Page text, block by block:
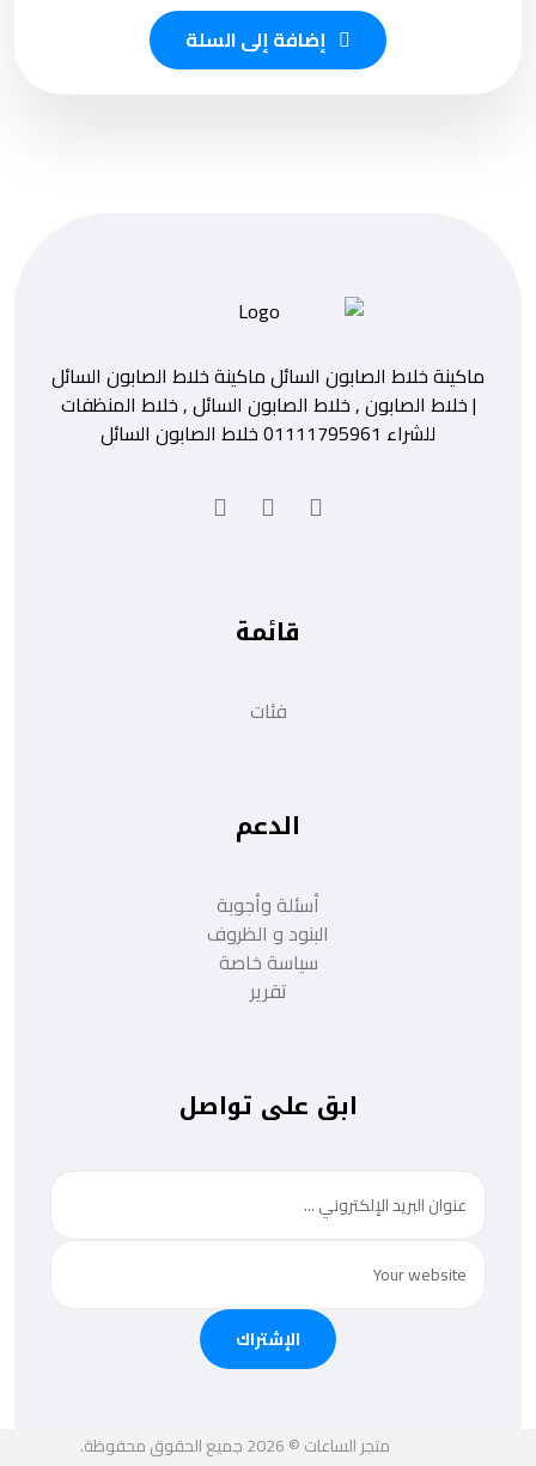
إضافة إلى السلة
ماكينة خلاط الصابون السائل ماكينة خلاط الصابون السائل
| خلاط الصابون , خلاط الصابون السائل , خلاط المنظفات
للشراء 01111795961 خلاط الصابون السائل
قائمة
فئات
الدعم
أسئلة وأجوبة
البنود و الظروف
سياسة خاصة
تقرير
ابق على تواصل
الإشتراك
متجر الساعات © 2026 جميع الحقوق محفوظة.